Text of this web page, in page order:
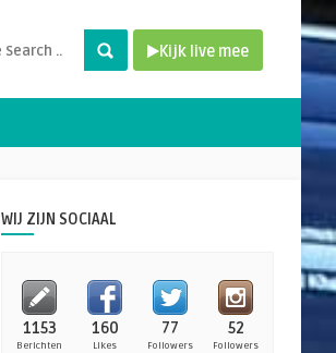
Kijk live mee
WIJ ZIJN SOCIAAL
1153
Berichten
160
Likes
77
Followers
52
Followers